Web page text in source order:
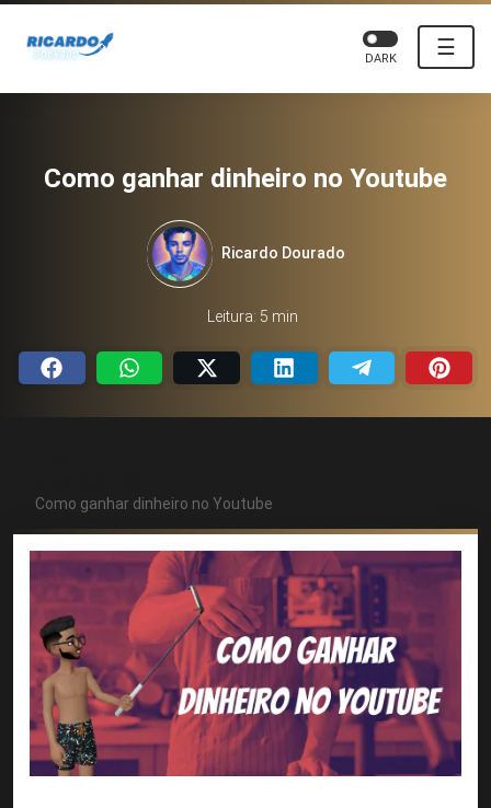
☰
DARK
Como ganhar dinheiro no Youtube
Ricardo Dourado
Leitura: 5 min
Como ganhar dinheiro no Youtube